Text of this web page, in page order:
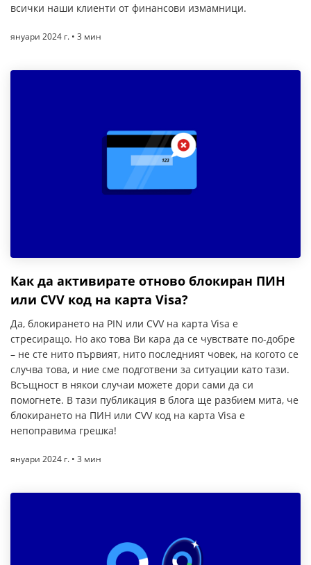
всички наши клиенти от финансови измамници.
януари 2024 г. • 3 мин
Как да активирате отново блокиран ПИН
или CVV код на карта Visa?
Да, блокирането на PIN или CVV на карта Visa е
стресиращо. Но ако това Ви кара да се чувствате по-добре
– не сте нито първият, нито последният човек, на когото се
случва това, и ние сме подготвени за ситуации като тази.
Всъщност в някои случаи можете дори сами да си
помогнете. В тази публикация в блога ще разбием мита, че
блокирането на ПИН или CVV код на карта Visa е
непоправима грешка!
януари 2024 г. • 3 мин